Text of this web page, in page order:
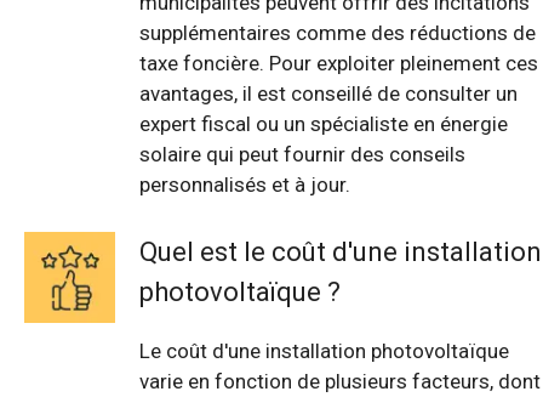
supplémentaires comme des réductions de
taxe foncière. Pour exploiter pleinement ces
avantages, il est conseillé de consulter un
expert fiscal ou un spécialiste en énergie
solaire qui peut fournir des conseils
personnalisés et à jour.
Quel est le coût d'une installation
photovoltaïque ?
Le coût d'une installation photovoltaïque
varie en fonction de plusieurs facteurs, dont